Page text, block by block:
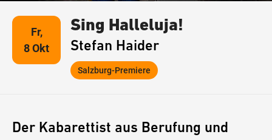
Fr,
8 Okt
Sing Halleluja!
Stefan Haider
Salzburg-Premiere
Der Kabarettist aus Berufung und